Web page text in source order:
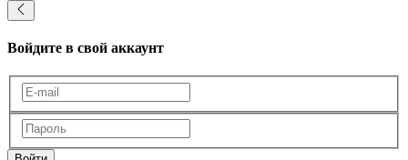
Войдите в свой аккаунт